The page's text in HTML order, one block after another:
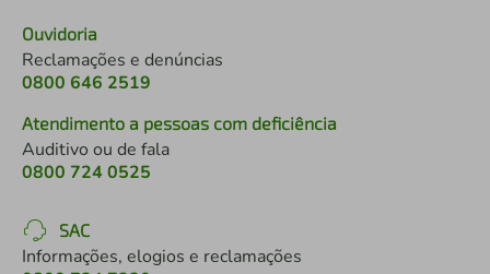
Ouvidoria
Reclamações e denúncias
0800 646 2519
Atendimento a pessoas com deficiência
Auditivo ou de fala
0800 724 0525
SAC
Informações, elogios e reclamações